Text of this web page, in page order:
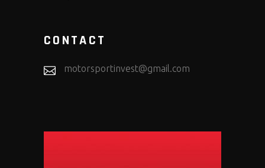
CONTACT
motorsportinvest@gmail.com